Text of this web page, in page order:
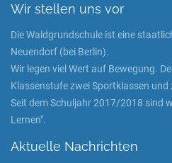
Wir stellen uns vor
Die Waldgrundschule ist eine
Neuendorf (bei Berlin).
Wir legen viel Wert auf Bewegung.
Klassenstufe zwei Sportklassen und
Seit dem Schuljahr 2017/2018 sind
Lernen".
Aktuelle Nachrichten